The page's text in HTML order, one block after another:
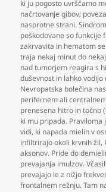
ki ju pogosto uvrščamo
načrtovanje gibov;
nasprotne strani.
poškodovane so funkcije
zakrvavita in hematom se
traja nekaj minut do
nad tumorjem reagira s
duševnost in lahko
Nevropatska bolečina
perifernem ali
prenesena hitro in točno
ki mu pripada. Praviloma
vidi, ki napada mielin v
infiltrirajo okoli krvnih žil,
aksonov. Pride do
prevajanja imulzov.
prevajajo le z nižjo
frontalnem režnju. Tam